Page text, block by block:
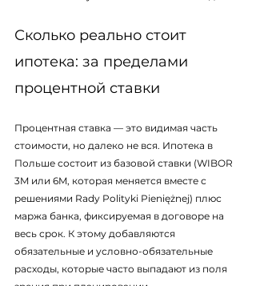
Сколько реально стоит
ипотека: за пределами
процентной ставки
Процентная ставка — это видимая часть
стоимости, но далеко не вся. Ипотека в
Польше состоит из базовой ставки (WIBOR
3M или 6M, которая меняется вместе с
решениями Rady Polityki Pieniężnej) плюс
маржа банка, фиксируемая в договоре на
весь срок. К этому добавляются
обязательные и условно-обязательные
расходы, которые часто выпадают из поля